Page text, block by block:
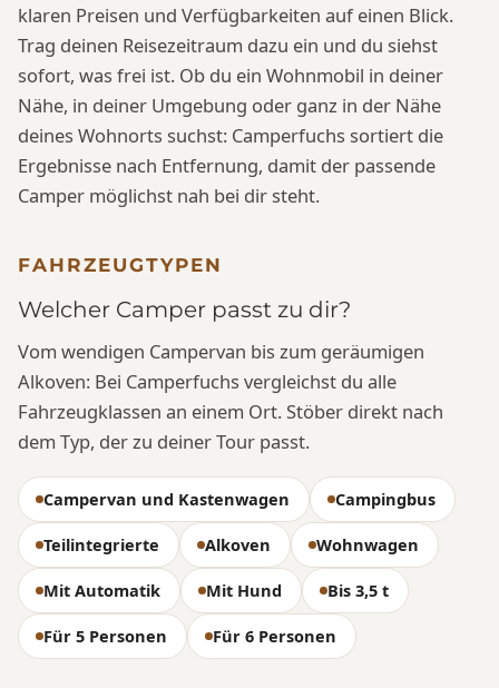
klaren Preisen und Verfügbarkeiten auf einen Blick.
Trag deinen Reisezeitraum dazu ein und du siehst
sofort, was frei ist. Ob du ein Wohnmobil in deiner
Nähe, in deiner Umgebung oder ganz in der Nähe
deines Wohnorts suchst: Camperfuchs sortiert die
Ergebnisse nach Entfernung, damit der passende
Camper möglichst nah bei dir steht.
FAHRZEUGTYPEN
Welcher Camper passt zu dir?
Vom wendigen Campervan bis zum geräumigen
Alkoven: Bei Camperfuchs vergleichst du alle
Fahrzeugklassen an einem Ort. Stöber direkt nach
dem Typ, der zu deiner Tour passt.
Campervan und Kastenwagen Campingbus
Teilintegrierte Alkoven Wohnwagen
Mit Automatik Mit Hund Bis 3,5 t
Für 5 Personen Für 6 Personen